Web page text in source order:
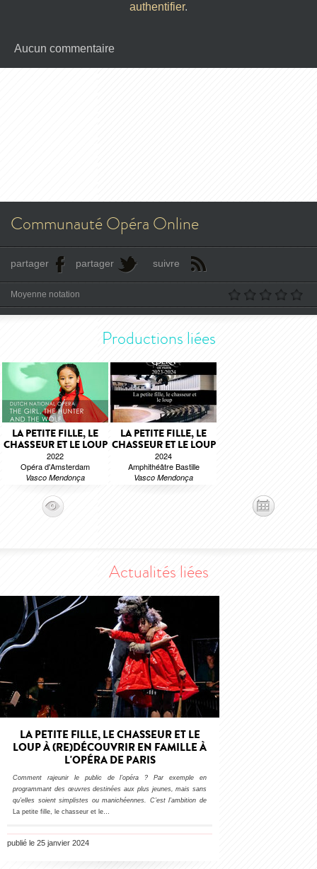
authentifier.
Aucun commentaire
Communauté Opéra Online
partager partager suivre
Moyenne notation
Productions liées
LA PETITE FILLE, LE
CHASSEUR ET LE LOUP
2022
Opéra d'Amsterdam
Vasco Mendonça
LA PETITE FILLE, LE
CHASSEUR ET LE LOUP
2024
Amphithéâtre Bastille
Vasco Mendonça
Actualités liées
LA PETITE FILLE, LE CHASSEUR ET LE
LOUP À (RE)DÉCOUVRIR EN FAMILLE À
L'OPÉRA DE PARIS
Comment rajeunir le public de l’opéra ? Par exemple en
programmant des œuvres destinées aux plus jeunes, mais sans
qu’elles soient simplistes ou manichéennes. C’est l’ambition de
La petite fille, le chasseur et le…
publié le 25 janvier 2024